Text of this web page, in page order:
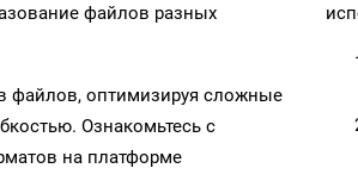
файлов разных
файлов, оптимизируя сложные
Ознакомьтесь с
на платформе